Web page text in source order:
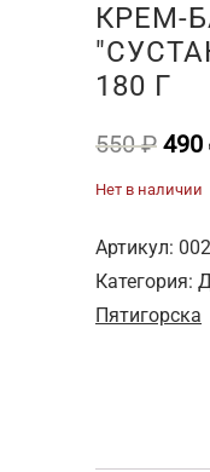
КРЕМ-
180 Г
550₽
550
490
Нет в наличии
Артикул:
Категория:
Пятигорска